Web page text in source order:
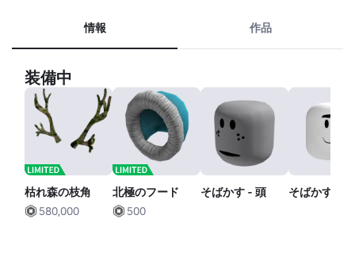
情報 作品
装備中
枯れ森の枝角
580,000
北極のフード
500
そばかす - 頭 そばかす -